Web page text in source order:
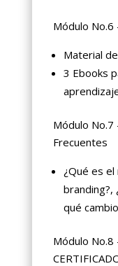
Módulo No.6
Material
3 Ebooks
Módulo
Frecuentes
¿Qué es
qué
Módulo No.8